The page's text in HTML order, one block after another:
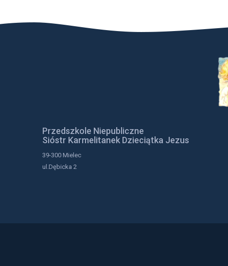
Przedszkole Niepubliczne
Sióstr Karmelitanek Dzieciątka Jezus
39-300 Mielec
ul.Dębicka 2